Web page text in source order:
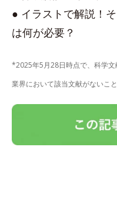
● イラストで解説！
は何が必要？
*2025年5月28日時点で、科学
業界において該当文献がないこ